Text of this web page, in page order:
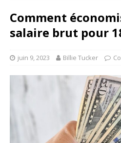
Comment
salaire brut pour
juin 9, 2023 Billie Tucker